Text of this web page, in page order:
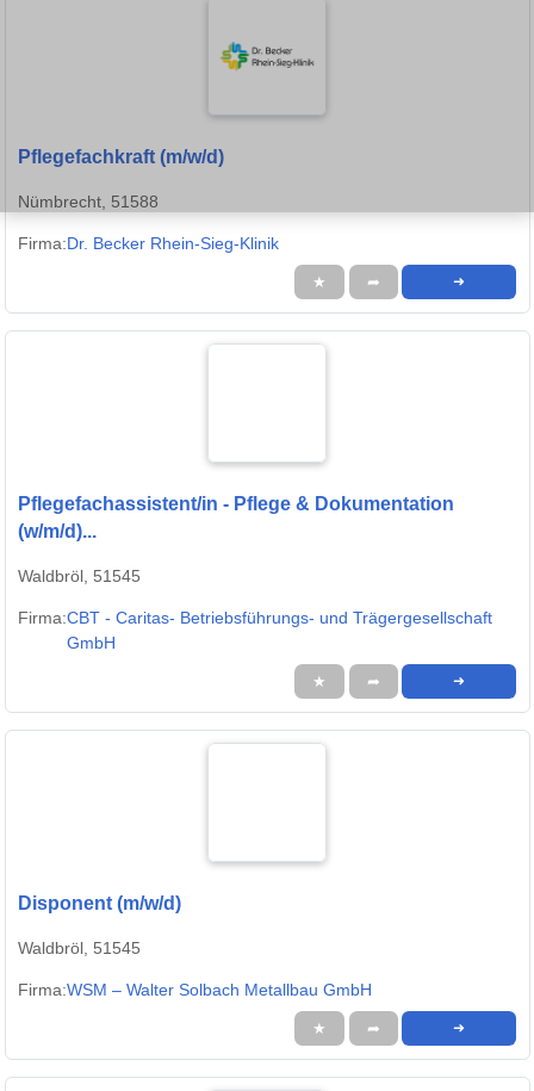
Pflegefachkraft (m/w/d)
Nümbrecht, 51588
Firma:Dr. Becker Rhein-Sieg-Klinik
★ ➦ ➜
Pflegefachassistent/in - Pflege & Dokumentation
(w/m/d)...
Waldbröl, 51545
Firma:CBT - Caritas- Betriebsführungs- und Trägergesellschaft
GmbH
★ ➦ ➜
Disponent (m/w/d)
Waldbröl, 51545
Firma:WSM – Walter Solbach Metallbau GmbH
★ ➦ ➜